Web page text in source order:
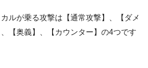
ルが乗る攻撃は【通常攻撃】、【ダメ
【奥義】、【カウンター】の4つです